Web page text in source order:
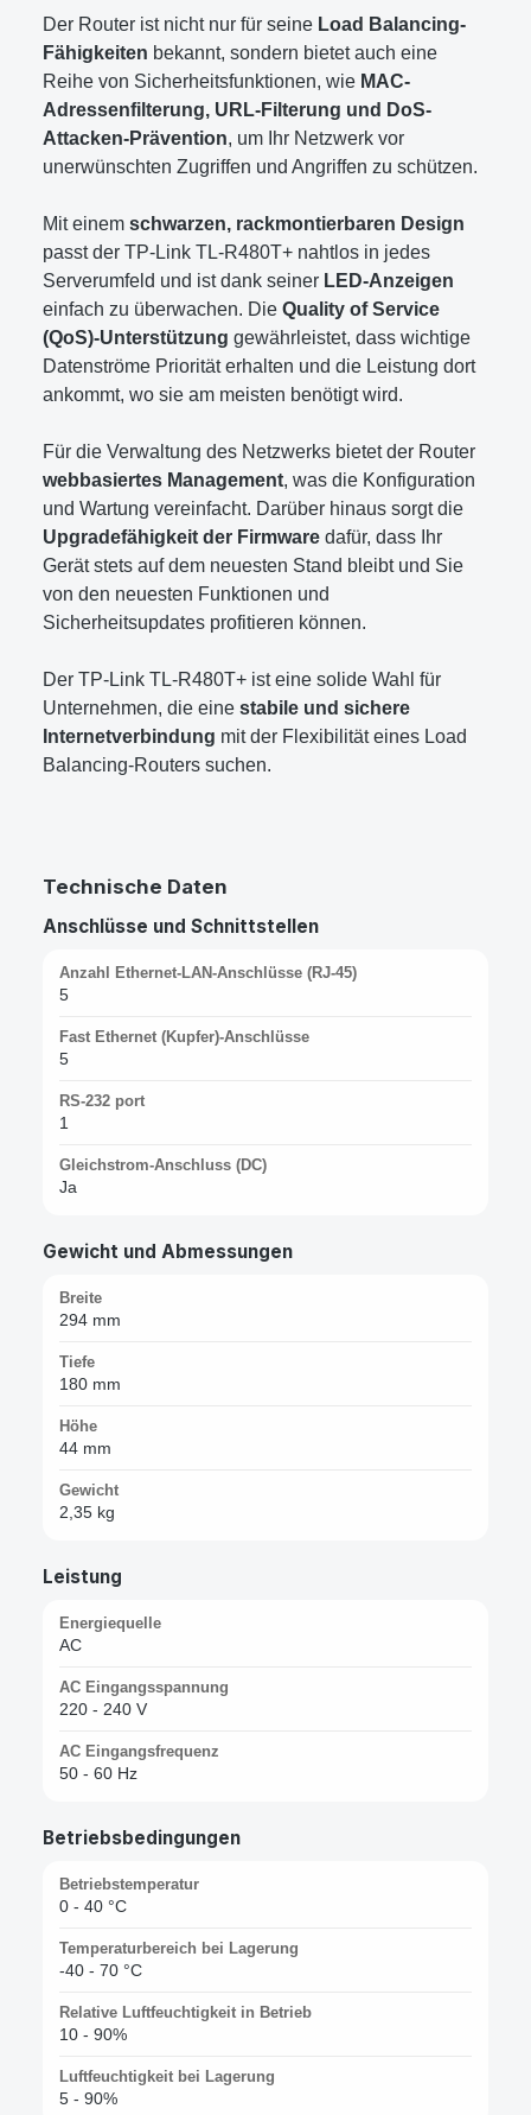
Der Router ist nicht nur für seine Load Balancing-
Fähigkeiten bekannt, sondern bietet auch eine
Reihe von Sicherheitsfunktionen, wie MAC-
Adressenfilterung, URL-Filterung und DoS-
Attacken-Prävention, um Ihr Netzwerk vor
unerwünschten Zugriffen und Angriffen zu schützen.
Mit einem schwarzen, rackmontierbaren Design
passt der TP-Link TL-R480T+ nahtlos in jedes
Serverumfeld und ist dank seiner LED-Anzeigen
einfach zu überwachen. Die Quality of Service
(QoS)-Unterstützung gewährleistet, dass wichtige
Datenströme Priorität erhalten und die Leistung dort
ankommt, wo sie am meisten benötigt wird.
Für die Verwaltung des Netzwerks bietet der Router
webbasiertes Management, was die Konfiguration
und Wartung vereinfacht. Darüber hinaus sorgt die
Upgradefähigkeit der Firmware dafür, dass Ihr
Gerät stets auf dem neuesten Stand bleibt und Sie
von den neuesten Funktionen und
Sicherheitsupdates profitieren können.
Der TP-Link TL-R480T+ ist eine solide Wahl für
Unternehmen, die eine stabile und sichere
Internetverbindung mit der Flexibilität eines Load
Balancing-Routers suchen.
Technische Daten
Anschlüsse und Schnittstellen
Anzahl Ethernet-LAN-Anschlüsse (RJ-45)
5
Fast Ethernet (Kupfer)-Anschlüsse
5
RS-232 port
1
Gleichstrom-Anschluss (DC)
Ja
Gewicht und Abmessungen
Breite
294 mm
Tiefe
180 mm
Höhe
44 mm
Gewicht
2,35 kg
Leistung
Energiequelle
AC
AC Eingangsspannung
220 - 240 V
AC Eingangsfrequenz
50 - 60 Hz
Betriebsbedingungen
Betriebstemperatur
0 - 40 °C
Temperaturbereich bei Lagerung
-40 - 70 °C
Relative Luftfeuchtigkeit in Betrieb
10 - 90%
Luftfeuchtigkeit bei Lagerung
5 - 90%